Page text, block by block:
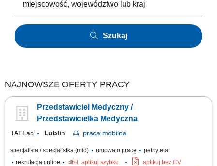
Szukaj
NAJNOWSZE OFERTY PRACY
Przedstawiciel Medyczny /
Przedstawicielka Medyczna
TATLab Lublin praca mobilna
specjalista / specjalistka (mid) umowa o pracę
pełny etat
rekrutacja online
aplikuj szybko aplikuj bez CV